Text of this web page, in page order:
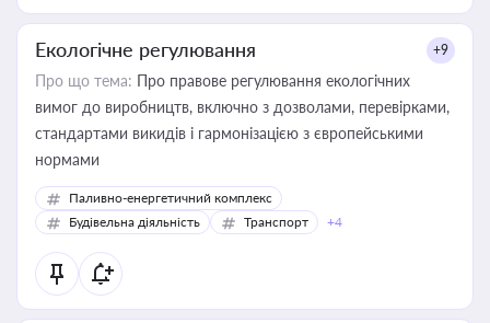
Екологічне регулювання +9
Про що тема: Про правове регулювання екологічних
вимог до виробництв, включно з дозволами, перевірками,
стандартами викидів і гармонізацією з європейськими
нормами
Паливно-енергетичний комплекс
Будівельна діяльність
Транспорт +4